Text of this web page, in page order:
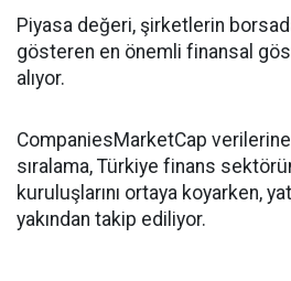
Piyasa değeri, şirketlerin
gösteren en önemli finansal
alıyor.
CompaniesMarketCap
sıralama, Türkiye finans
kuruluşlarını ortaya koyarken,
yakından takip ediliyor.